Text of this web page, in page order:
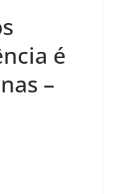
é
–